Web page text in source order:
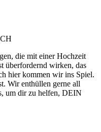
die mit einer Hochzeit
überfordernd wirken, das
hier kommen wir ins Spiel.
Wir enthüllen gerne all
um dir zu helfen, DEIN